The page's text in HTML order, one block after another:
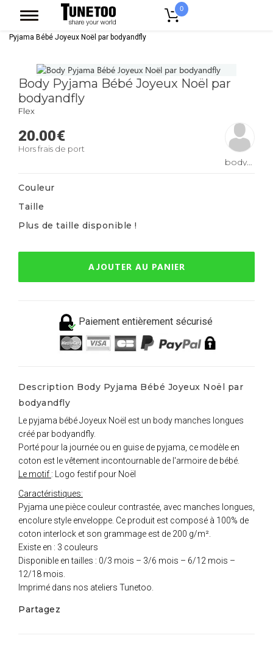
0
Vêtement Enfant Bebe Body Bebe
Pyjama Bébé Joyeux Noël par bodyandfly
Body Pyjama Bébé Joyeux Noël par
bodyandfly
Flex
20.00€
Hors frais de port
bodyandfly
Couleur
Taille
Plus de taille disponible !
AJOUTER AU PANIER
Paiement entièrement sécurisé
Description Body Pyjama Bébé Joyeux Noël par
bodyandfly
Le pyjama bébé Joyeux Noël est un body manches longues
créé par bodyandfly.
Porté pour la journée ou en guise de pyjama, ce modèle en
coton est le vêtement incontournable de l'armoire de bébé.
Le motif : Logo festif pour Noël
Caractéristiques:
Pyjama une pièce couleur contrastée, avec manches longues,
encolure style enveloppe. Ce produit est composé à 100% de
coton interlock et son grammage est de 200 g/m².
Existe en : 3 couleurs
Disponible en tailles : 0/3 mois – 3/6 mois – 6/12 mois –
12/18 mois.
Imprimé dans nos ateliers Tunetoo.
Partagez